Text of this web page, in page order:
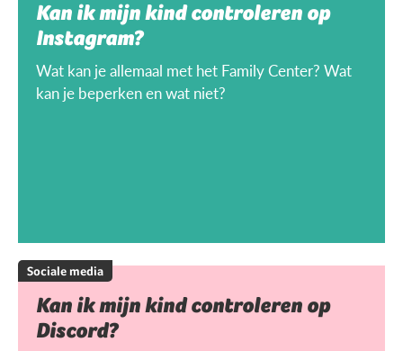
Kan ik mijn kind controleren op
Instagram?
Wat kan je allemaal met het Family Center? Wat
kan je beperken en wat niet?
Sociale media
Kan ik mijn kind controleren op
Discord?